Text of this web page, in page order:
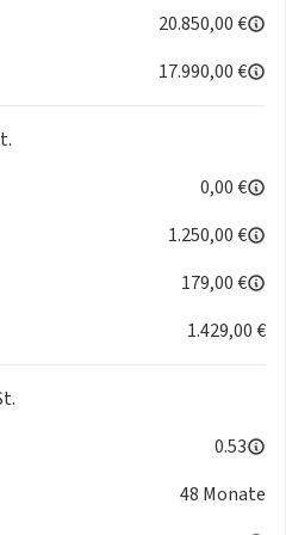
(Fahrerseite)
und
20.850,00 €
17.990,00 €
0,00 €
1.250,00 €
179,00 €
1.429,00 €
0.53
48 Monate